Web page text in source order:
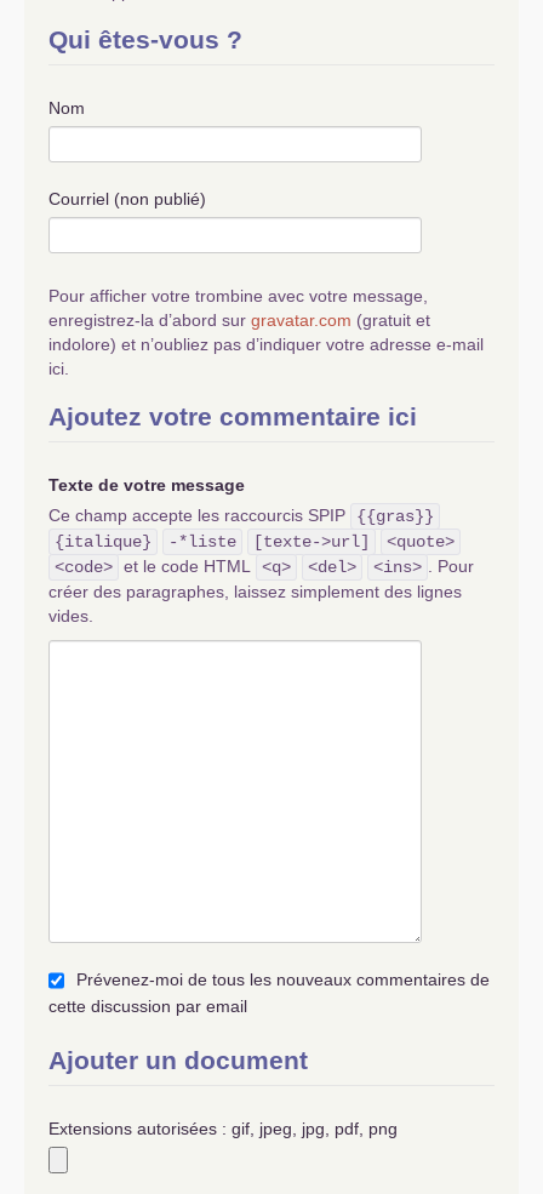
Qui êtes-vous ?
Nom
Courriel (non publié)
Pour afficher votre trombine avec votre message,
enregistrez-la d’abord sur gravatar.com (gratuit et
indolore) et n’oubliez pas d’indiquer votre adresse e-mail
ici.
Ajoutez votre commentaire ici
Texte de votre message
Ce champ accepte les raccourcis SPIP
{{gras}}
{italique}
-*liste [texte->url]
<quote>
<code> et le code HTML <q> <del> <ins>
. Pour
créer des paragraphes, laissez simplement des lignes
vides.
Prévenez-moi de tous les nouveaux commentaires de
cette discussion par email
Ajouter un document
Extensions autorisées : gif, jpeg, jpg, pdf, png